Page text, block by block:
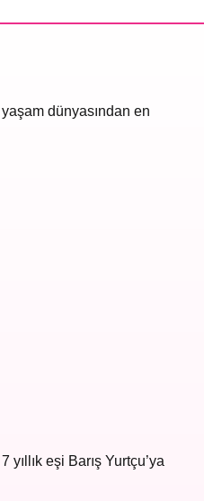
dünyasından en
yıllık eşi Barış Yurtçu’ya